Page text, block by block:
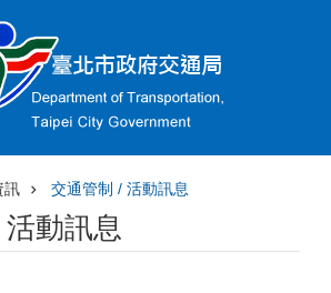
訊 交通管制 / 活動訊息
動訊息